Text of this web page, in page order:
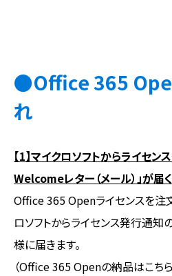
●Office 365
れ
【1】マイクロソフトからライセン
Welcomeレター（メール）」が届く
Office 365 Openライセンスを注
ロソフトからライセンス発行通
様に届きます。
（Office 365 Openの納品はこちら